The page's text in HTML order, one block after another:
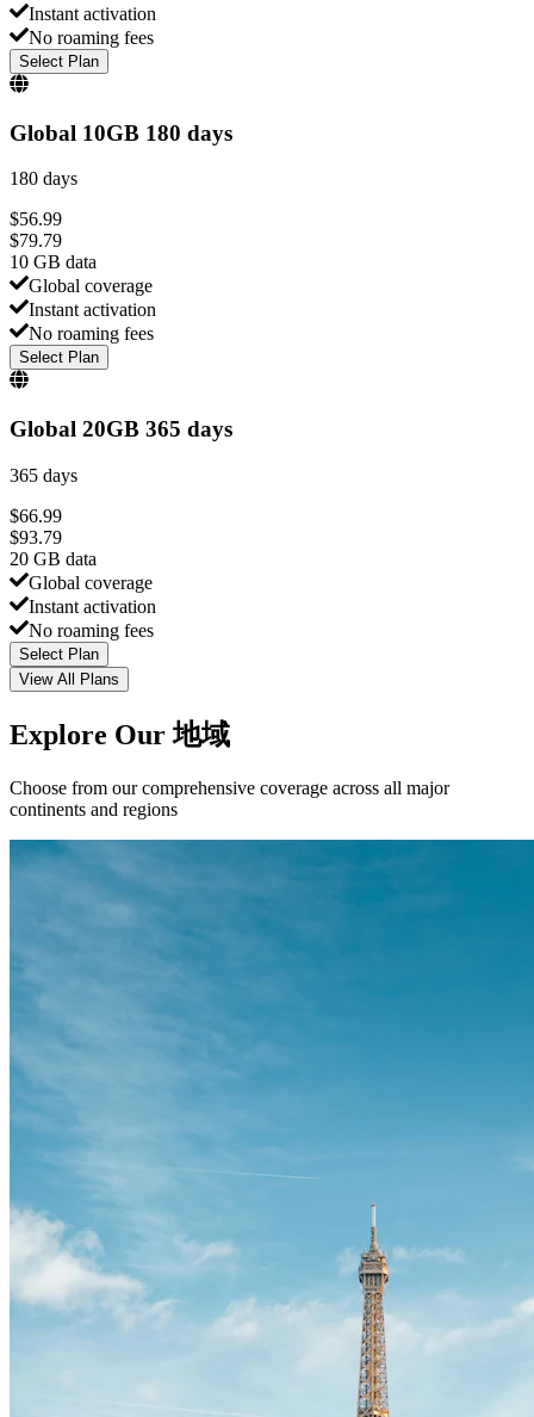
Instant activation
No roaming fees
Select Plan
Global 10GB 180 days
180 days
$56.99
$79.79
10 GB data
Global coverage
Instant activation
No roaming fees
Select Plan
Global 20GB 365 days
365 days
$66.99
$93.79
20 GB data
Global coverage
Instant activation
No roaming fees
Select Plan
View All Plans
Explore Our 地域
Choose from our comprehensive coverage across all major
continents and regions